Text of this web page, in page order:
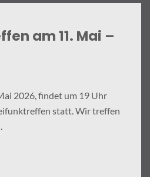
am 11. Mai –
2026, findet um 19 Uhr
statt. Wir treffen